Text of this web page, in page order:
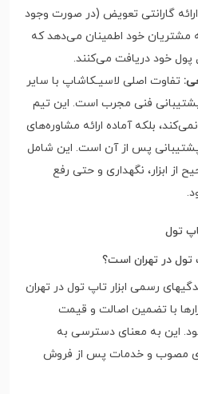
گارانتی تعویض (در صورت وجود
مشتریان خود اطمینان می‌دهد که
پول خود دریافت می‌کنند.
تفاوت اصلی لاسیـکاشاپ با سایر
فنی مجرب است. این تیم
بلکه آماده ارائه مشاوره‌های
پس از آن است. این شامل
از ابزار، نگهداری و حتی رفع
تول
تول در تهران است؟
رسمی ابزار تاپ تول در تهران
با تضمین اصالت و قیمت
این به معنای دسترسی به
مصوب و خدمات پس از فروش